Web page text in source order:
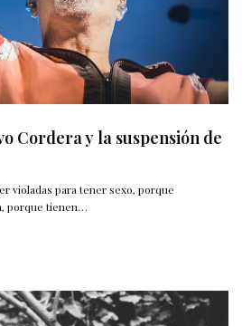
Cordera y la suspensión de
violadas para tener sexo, porque
porque tienen…